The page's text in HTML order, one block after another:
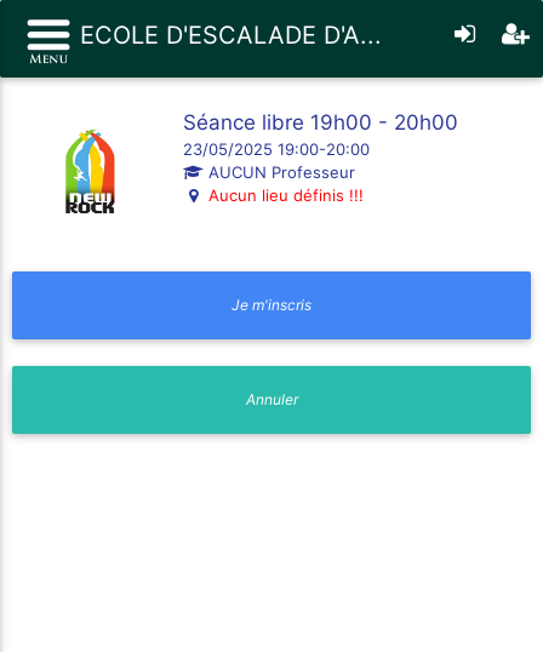
ECOLE D'ESCALADE D'A...
Séance libre 19h00 - 20h00
23/05/2025 19:00-20:00
AUCUN Professeur
Aucun lieu définis !!!